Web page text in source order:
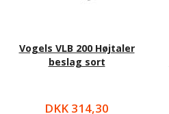
Vogels VLB 200 Højtaler
beslag sort
DKK 314,30